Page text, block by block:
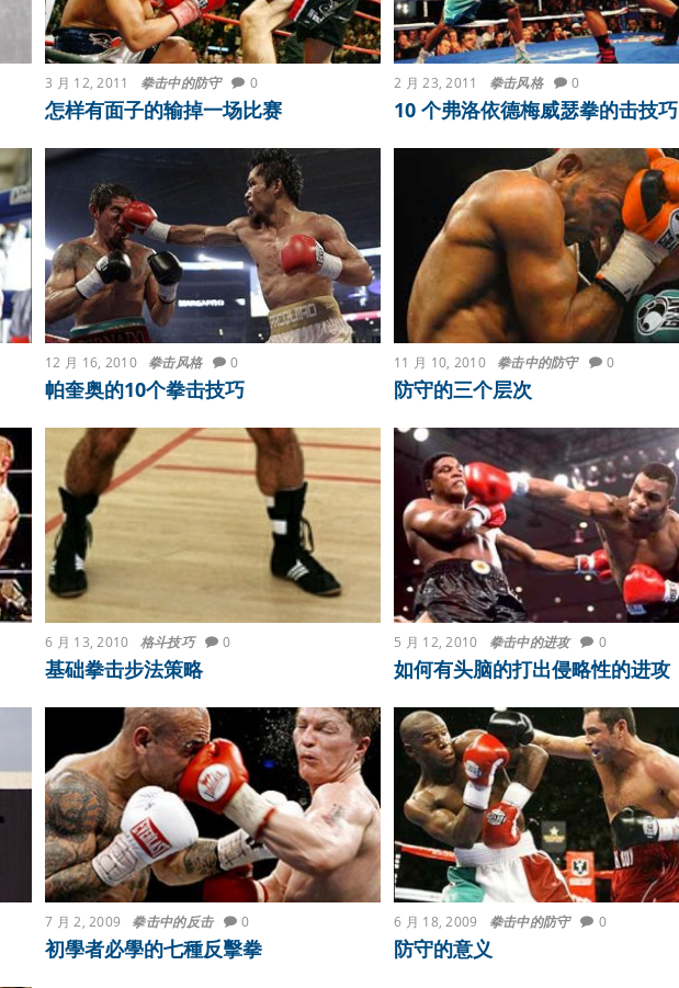
3 月 12, 2011 拳击中的防守 0
怎样有面子的输掉一场比赛
2 月 23, 2011 拳击风格 0
10 个弗洛依德梅威瑟拳的击技巧
12 月 16, 2010 拳击风格 0
帕奎奥的10个拳击技巧
11 月 10, 2010 拳击中的防守 0
防守的三个层次
6 月 13, 2010 格斗技巧 0
基础拳击步法策略
5 月 12, 2010 拳击中的进攻 0
如何有头脑的打出侵略性的进攻
7 月 2, 2009 拳击中的反击 0
初學者必學的七種反擊拳
6 月 18, 2009 拳击中的防守 0
防守的意义